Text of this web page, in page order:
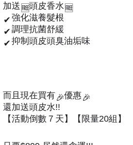
加送 🆓頭皮香水 🆓
✔ 強化滋養髮根
✔ 調理抗菌舒緩
✔ 抑制頭皮頭臭油垢味
而且現在買有🎉優惠🎉
還加送頭皮水!!
【活動倒數７天】【限量20組】